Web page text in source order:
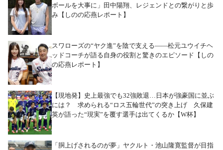
ボールを大事に」田中陽翔、レジェンドとの繋がりと歩
み【しのの応燕レポート】
スワローズの“ヤク進”を陰で支える――松元ユウイチヘ
ッドコーチが語る自身の役割と驚きのエピソード【しの
の応燕レポート】
【現地発】史上最強でも32強敗退…日本が強豪国に並ぶ
には？ 求められる“ロス五輪世代”の突き上げ 久保建
英が語った“現実”を覆す選手は出てくるか【W杯】
「胴上げされるのが夢」ヤクルト・池山隆寛監督が目指